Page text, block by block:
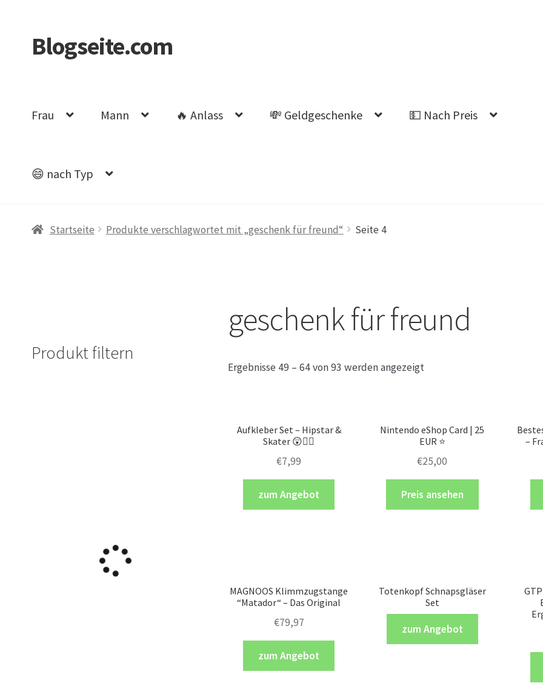
Zur
Navigation
Zum
Blogseite.com
Frau Mann 🔥 Anlass 💸 Geldgeschenke 💵 Nach Preis
😄 nach Typ
StartDatenschutzerklärung Impressum Keine Ahnung welches Geschenk?
Startseite Produkte verschlagwortet mit „geschenk für freund“ Seite 4
geschenk für freund
Ergebnisse 49 – 64 von 93 werden angezeigt
Aufkleber Set – Hipstar &
Skater 😲👍🏻
€7,99
zum Angebot
Nintendo eShop Card | 25
EUR ⭐️
€25,00
Preis ansehen
–
MAGNOOS Klimmzugstange
“Matador“ – Das Original
€79,97
zum Angebot
Totenkopf Schnapsgläser
Set
zum Angebot
Produkt filtern